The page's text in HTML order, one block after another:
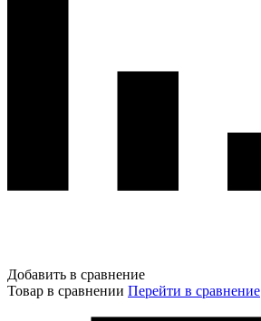
Добавить в сравнение
Товар в сравнении Перейти в сравнение